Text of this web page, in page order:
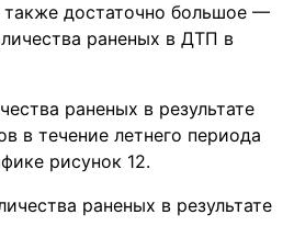
также достаточно большое —
раненых в ДТП в
раненых в результате
в течение летнего периода
рисунок 12.